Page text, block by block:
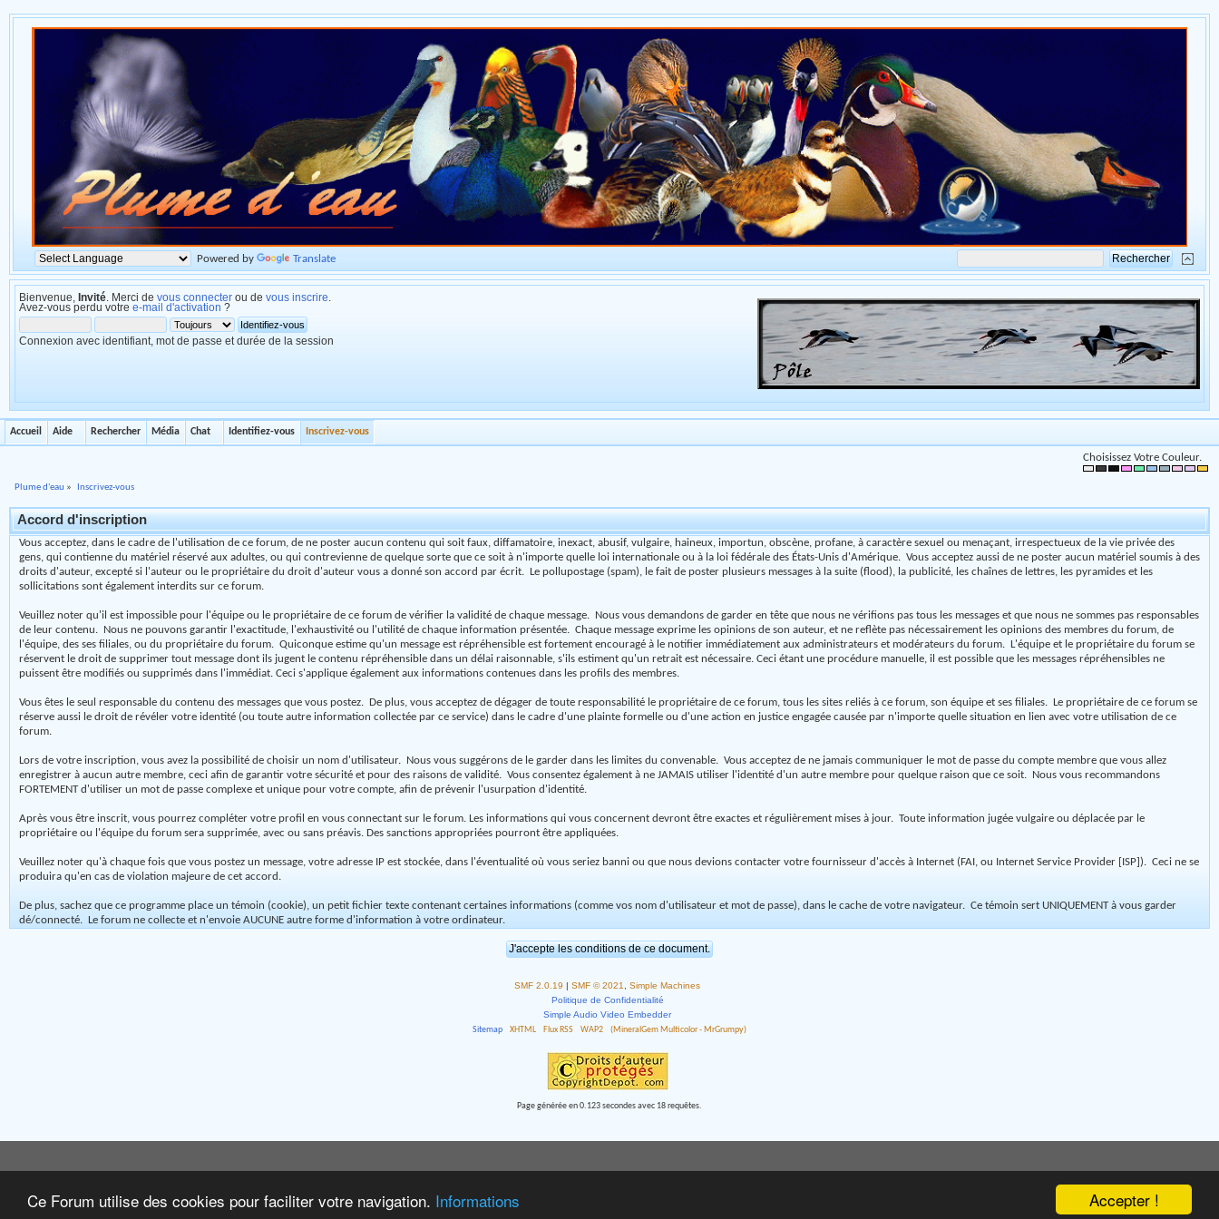
Accepter !
Ce Forum utilise des cookies pour faciliter votre navigation. Informations
Powered by Translate
Bienvenue, Invité . Merci de vous connecter ou de vous inscrire
Avez-vous perdu votre e-mail d'activation ?
Connexion avec identifiant, mot de passe et durée de la session
Accueil Aide Rechercher Média Chat Identifiez-vous Inscrivez-vous
Choisissez Votre Couleur.
Plume d'eau » Inscrivez-vous
Accord d'inscription
Vous acceptez, dans le cadre de l'utilisation de ce forum, de ne poster aucun contenu qui soit faux, diffamatoire, inexact, abusif, vulgaire, haineux, importun, obscène, profane, à caractère sexuel ou menaçant, irrespectueux de la vie privée des
gens, qui contienne du matériel réservé aux adultes, ou qui contrevienne de quelque sorte que ce soit à n'importe quelle loi internationale ou à la loi fédérale des États-Unis d'Amérique. Vous acceptez aussi de ne poster aucun matériel soumis à des
droits d'auteur, excepté si l'auteur ou le propriétaire du droit d'auteur vous a donné son accord par écrit. Le pollupostage (spam), le fait de poster plusieurs messages à la suite (flood), la publicité, les chaînes de lettres, les pyramides et les
sollicitations sont également interdits sur ce forum.
Veuillez noter qu'il est impossible pour l'équipe ou le propriétaire de ce forum de vérifier la validité de chaque message. Nous vous demandons de garder en tête que nous ne vérifions pas tous les messages et que nous ne sommes pas responsables
de leur contenu. Nous ne pouvons garantir l'exactitude, l'exhaustivité ou l'utilité de chaque information présentée. Chaque message exprime les opinions de son auteur, et ne reflète pas nécessairement les opinions des membres du forum, de
l'équipe, des ses filiales, ou du propriétaire du forum. Quiconque estime qu'un message est répréhensible est fortement encouragé à le notifier immédiatement aux administrateurs et modérateurs du forum. L'équipe et le propriétaire du forum se
réservent le droit de supprimer tout message dont ils jugent le contenu répréhensible dans un délai raisonnable, s'ils estiment qu'un retrait est nécessaire. Ceci étant une procédure manuelle, il est possible que les messages répréhensibles ne
puissent être modifiés ou supprimés dans l'immédiat. Ceci s'applique également aux informations contenues dans les profils des membres.
Vous êtes le seul responsable du contenu des messages que vous postez. De plus, vous acceptez de dégager de toute responsabilité le propriétaire de ce forum, tous les sites reliés à ce forum, son équipe et ses filiales. Le propriétaire de ce forum se
réserve aussi le droit de révéler votre identité (ou toute autre information collectée par ce service) dans le cadre d'une plainte formelle ou d'une action en justice engagée causée par n'importe quelle situation en lien avec votre utilisation de ce
forum.
Lors de votre inscription, vous avez la possibilité de choisir un nom d'utilisateur. Nous vous suggérons de le garder dans les limites du convenable. Vous acceptez de ne jamais communiquer le mot de passe du compte membre que vous allez
enregistrer à aucun autre membre, ceci afin de garantir votre sécurité et pour des raisons de validité. Vous consentez également à ne JAMAIS utiliser l'identité d'un autre membre pour quelque raison que ce soit. Nous vous recommandons
FORTEMENT d'utiliser un mot de passe complexe et unique pour votre compte, afin de prévenir l'usurpation d'identité.
Après vous être inscrit, vous pourrez compléter votre profil en vous connectant sur le forum. Les informations qui vous concernent devront être exactes et régulièrement mises à jour. Toute information jugée vulgaire ou déplacée par le
propriétaire ou l'équipe du forum sera supprimée, avec ou sans préavis. Des sanctions appropriées pourront être appliquées.
Veuillez noter qu'à chaque fois que vous postez un message, votre adresse IP est stockée, dans l'éventualité où vous seriez banni ou que nous devions contacter votre fournisseur d'accès à Internet (FAI, ou Internet Service Provider [ISP]). Ceci ne se
produira qu'en cas de violation majeure de cet accord.
De plus, sachez que ce programme place un témoin (cookie), un petit fichier texte contenant certaines informations (comme vos nom d'utilisateur et mot de passe), dans le cache de votre navigateur. Ce témoin sert UNIQUEMENT à vous garder
dé/connecté. Le forum ne collecte et n'envoie AUCUNE autre forme d'information à votre ordinateur.
SMF 2.0.19 | SMF © 2021
Simple Machines
Politique de Confidentialité
Simple Audio Video Embedder
Sitemap
XHTML Flux RSS WAP2 (MineralGem Multicolor - MrGrumpy)
Page générée en 0.123 secondes avec 18 requêtes.